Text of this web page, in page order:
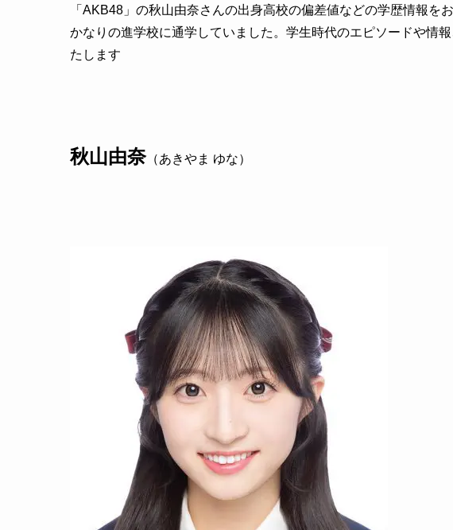
「AKB48」の秋山由奈さんの出身高校の偏差値などの学歴情報を
かなりの進学校に通学していました。学生時代のエピソードや情
たします
秋山由奈（あきやま ゆな）